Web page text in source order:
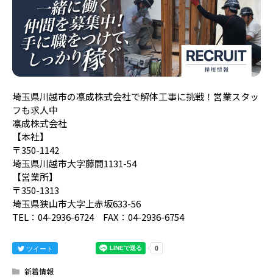
埼玉県川越市の凛成株式会社で解体工事に挑戦！営業スタッ
フも求人中
凛成株式会社
【本社】
〒350-1142
埼玉県川越市大字藤間1131-54
【営業所】
〒350-1313
埼玉県狭山市大字上赤坂633-56
TEL：04-2936-6724 FAX：04-2936-6754
ツイート
新着情報